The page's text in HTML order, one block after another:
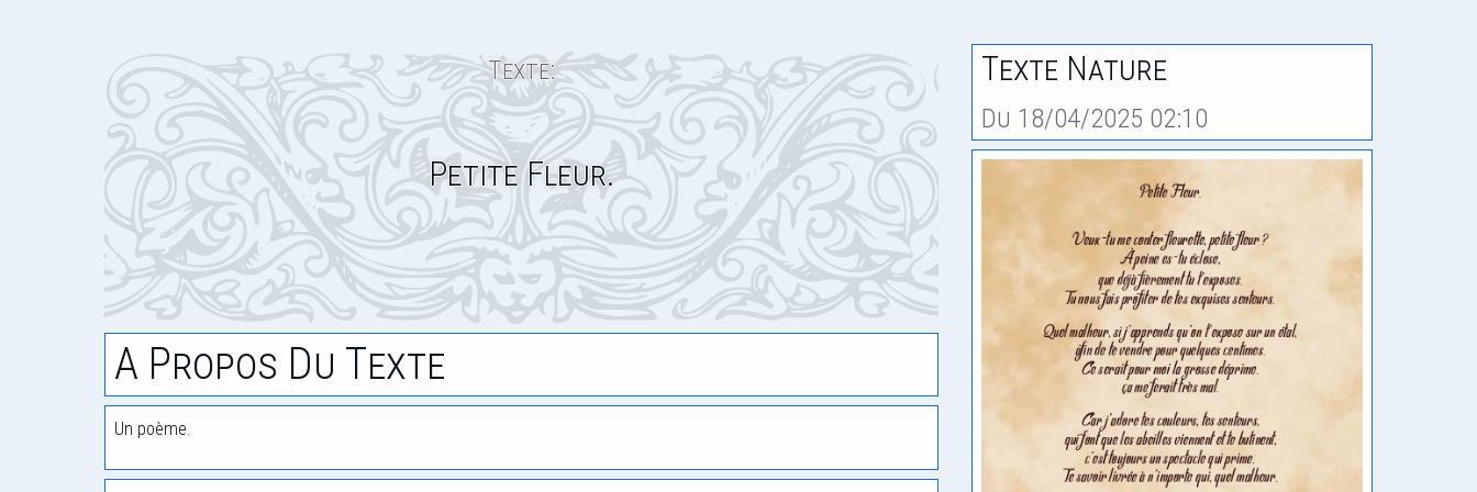
Texte:
Petite Fleur.
A Propos Du Texte
Un poème.
Texte Nature
Du 18/04/2025 02:10